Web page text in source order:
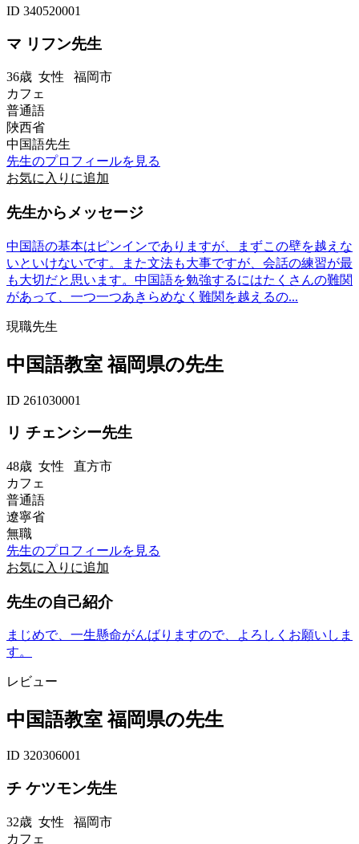
ID 340520001
マ リフン先生
36歳 女性 福岡市
カフェ
普通語
陜西省
中国語先生
先生のプロフィールを見る
お気に入りに追加
先生からメッセージ
中国語の基本はピンインでありますが、まずこの壁を越えな
いといけないです。また文法も大事ですが、会話の練習が最
も大切だと思います。中国語を勉強するにはたくさんの難関
があって、一つ一つあきらめなく難関を越えるの...
現職先生
中国語教室 福岡県の先生
ID 261030001
リ チェンシー先生
48歳 女性 直方市
カフェ
普通語
遼寧省
無職
先生のプロフィールを見る
お気に入りに追加
先生の自己紹介
まじめで、一生懸命がんばりますので、よろしくお願いしま
す。
レビュー
中国語教室 福岡県の先生
ID 320306001
チ ケツモン先生
32歳 女性 福岡市
カフェ